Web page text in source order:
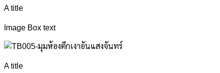
A title
Image Box text
A title